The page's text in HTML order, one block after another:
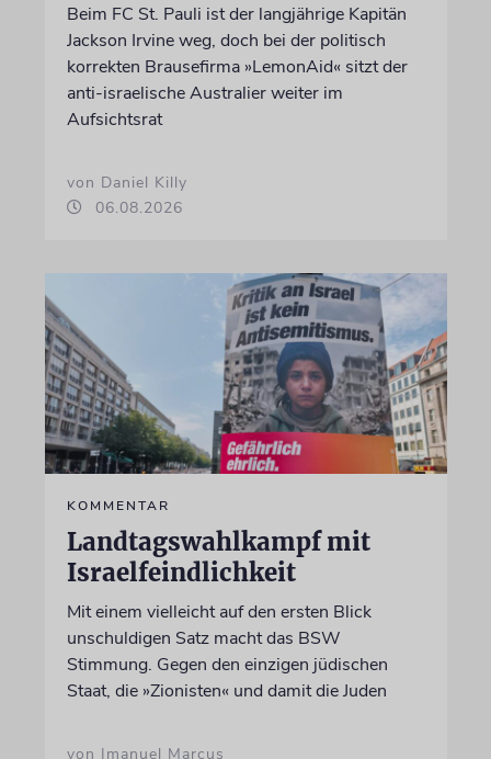
Beim FC St. Pauli ist der langjährige Kapitän
Jackson Irvine weg, doch bei der politisch
korrekten Brausefirma »LemonAid« sitzt der
anti-israelische Australier weiter im
Aufsichtsrat
von Daniel Killy
06.08.2026
KOMMENTAR
Landtagswahlkampf mit
Israelfeindlichkeit
Mit einem vielleicht auf den ersten Blick
unschuldigen Satz macht das BSW
Stimmung. Gegen den einzigen jüdischen
Staat, die »Zionisten« und damit die Juden
von Imanuel Marcus